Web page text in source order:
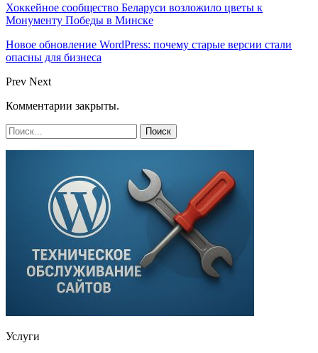
Хоккейное сообщество Беларуси возложило цветы к
Монументу Победы в Минске
Новое обновление WordPress: почему старые версии стали
опасны для бизнеса
Prev Next
Комментарии закрыты.
Услуги